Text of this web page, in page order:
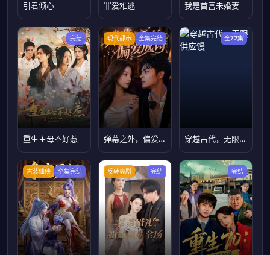
引君倾心 罪爱难逃 我是首富未婚妻
完结
重生主母不好惹
现代都市 全集完结
弹幕之外，偏爱成诗
全72集
穿越古代，无限供应馒
古装仙侠 全集完结 反转爽剧 完结 完结